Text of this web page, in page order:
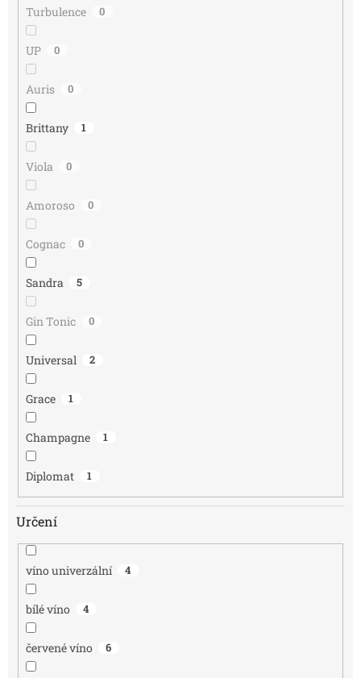
Turbulence 0
UP 0
Auris 0
Brittany 1
Viola 0
Amoroso 0
Cognac 0
Sandra 5
Gin Tonic 0
Universal 2
Grace 1
Champagne 1
Diplomat 1
Určení
víno univerzální 4
bílé víno 4
červené víno 6